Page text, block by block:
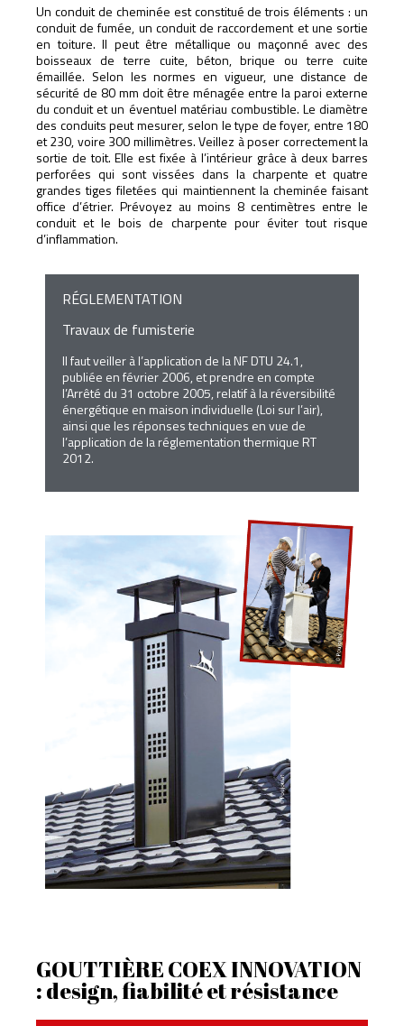
Un conduit de cheminée est constitué de trois éléments : un
conduit de fumée, un conduit de raccordement et une sortie
en toiture. Il peut être métallique ou maçonné avec des
boisseaux de terre cuite, béton, brique ou terre cuite
émaillée. Selon les normes en vigueur, une distance de
sécurité de 80 mm doit être ménagée entre la paroi externe
du conduit et un éventuel matériau combustible. Le diamètre
des conduits peut mesurer, selon le type de foyer, entre 180
et 230, voire 300 millimètres. Veillez à poser correctement la
sortie de toit. Elle est fixée à l’intérieur grâce à deux barres
perforées qui sont vissées dans la charpente et quatre
grandes tiges filetées qui maintiennent la cheminée faisant
office d’étrier. Prévoyez au moins 8 centimètres entre le
conduit et le bois de charpente pour éviter tout risque
d’inflammation.
RÉGLEMENTATION
Travaux de fumisterie
Il faut veiller à l’application de la NF DTU 24.1,
publiée en février 2006, et prendre en compte
l’Arrêté du 31 octobre 2005, relatif à la réversibilité
énergétique en maison individuelle (Loi sur l’air),
ainsi que les réponses techniques en vue de
l’application de la réglementation thermique RT
2012.
GOUTTIÈRE COEX INNOVATION
: design, fiabilité et résistance